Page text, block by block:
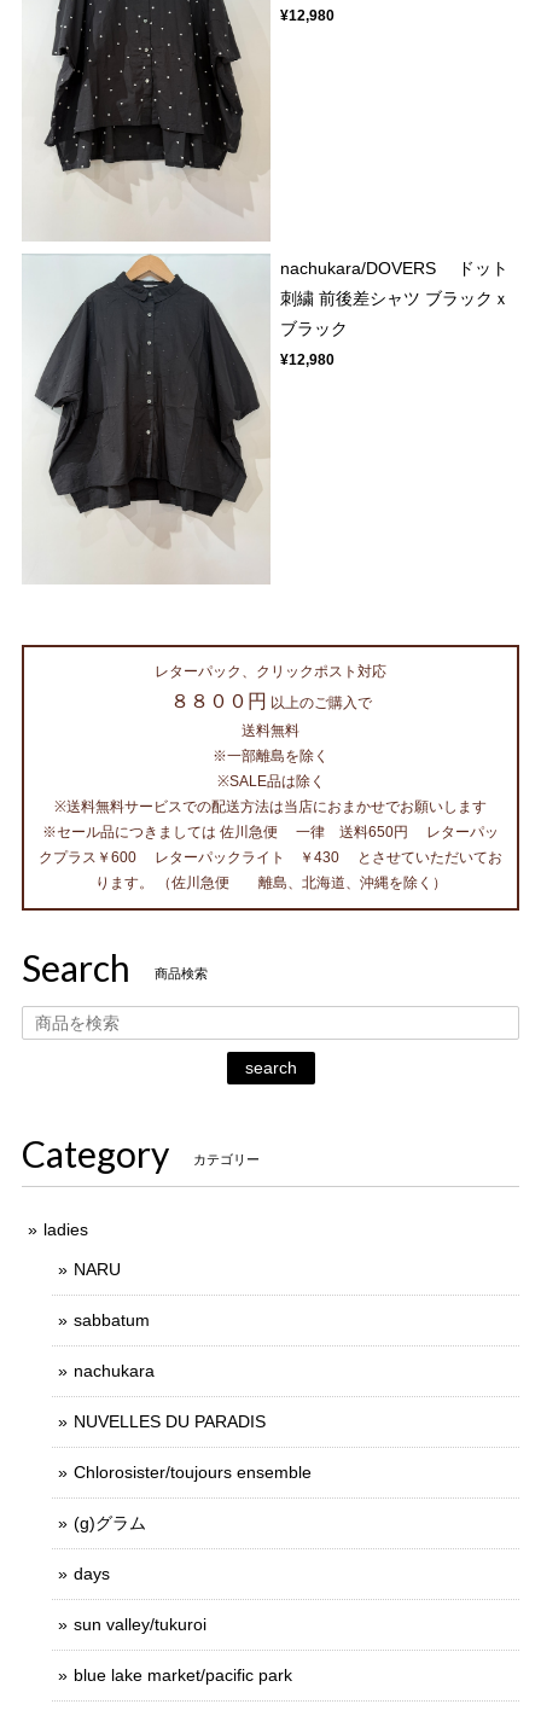
¥12,980
nachukara/DOVERS ドット
刺繍 前後差シャツ ブラックｘ
ブラック
¥12,980
レターパック、クリックポスト対応
８８００円 以上のご購入で
送料無料
※一部離島を除く
※SALE品は除く
※送料無料サービスでの配送方法は当店におまかせでお願いします
※セール品につきましては 佐川急便 一律 送料650円 レターパッ
クプラス￥600 レターパックライト ￥430 とさせていただいてお
ります。 （佐川急便 離島、北海道、沖縄を除く）
Search 商品検索
search
Category カテゴリー
ladies
NARU
sabbatum
nachukara
NUVELLES DU PARADIS
Chlorosister/toujours ensemble
(g)グラム
days
sun valley/tukuroi
blue lake market/pacific park